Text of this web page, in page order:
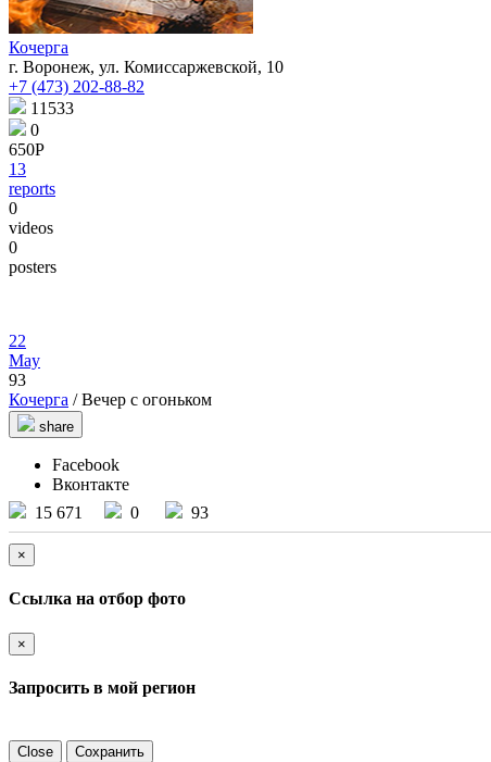
Кочерга
г. Воронеж, ул. Комиссаржевской, 10
+7 (473) 202-88-82
11533
0
650Р
13
reports
0
videos
0
posters
22
May
93
Кочерга / Вечер с огоньком
share
Facebook
Вконтакте
15 671
0 93
×
Ссылка на отбор фото
×
Запросить в мой регион
Close Сохранить